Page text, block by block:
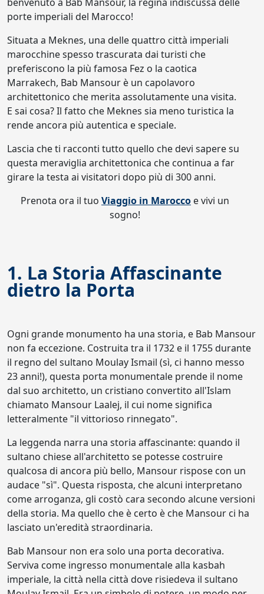
porte imperiali del Marocco!
Situata a Meknes, una delle quattro città imperiali
marocchine spesso trascurata dai turisti che
preferiscono la più famosa Fez o la caotica
Marrakech, Bab Mansour è un capolavoro
architettonico che merita assolutamente una visita.
E sai cosa? Il fatto che Meknes sia meno turistica la
rende ancora più autentica e speciale.
Lascia che ti racconti tutto quello che devi sapere su
questa meraviglia architettonica che continua a far
girare la testa ai visitatori dopo più di 300 anni.
Prenota ora il tuo Viaggio in Marocco e vivi un
sogno!
1. La Storia Affascinante
dietro la Porta
Ogni grande monumento ha una storia, e Bab Mansour
non fa eccezione. Costruita tra il 1732 e il 1755 durante
il regno del sultano Moulay Ismail (sì, ci hanno messo
23 anni!), questa porta monumentale prende il nome
dal suo architetto, un cristiano convertito all'Islam
chiamato Mansour Laalej, il cui nome significa
letteralmente "il vittorioso rinnegato".
La leggenda narra una storia affascinante: quando il
sultano chiese all'architetto se potesse costruire
qualcosa di ancora più bello, Mansour rispose con un
audace "sì". Questa risposta, che alcuni interpretano
come arroganza, gli costò cara secondo alcune versioni
della storia. Ma quello che è certo è che Mansour ci ha
lasciato un'eredità straordinaria.
Bab Mansour non era solo una porta decorativa.
Serviva come ingresso monumentale alla kasbah
imperiale, la città nella città dove risiedeva il sultano